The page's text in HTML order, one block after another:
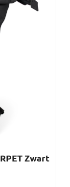
Zwart